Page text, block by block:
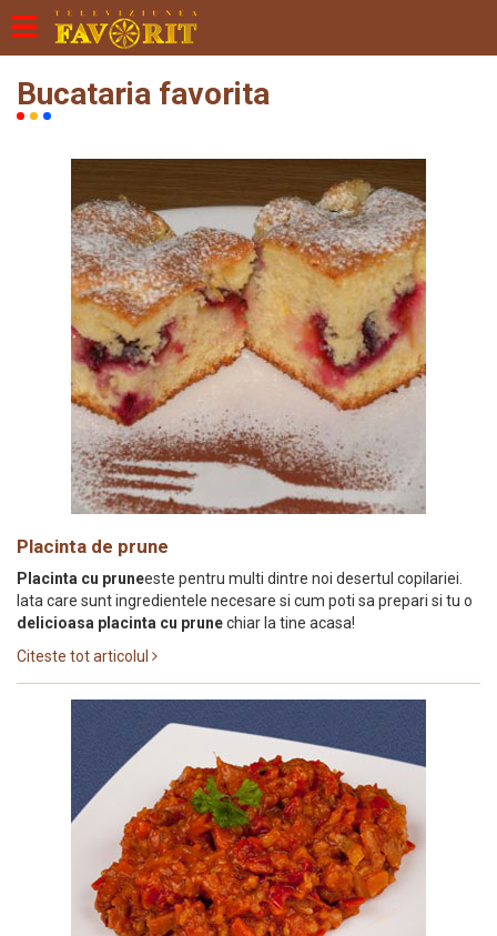
Bucataria favorita
Placinta de prune
Placinta cu pruneeste pentru multi dintre noi desertul copilariei.
Iata care sunt ingredientele necesare si cum poti sa prepari si tu o
delicioasa placinta cu prunechiar la tine acasa!
Citeste tot articolul